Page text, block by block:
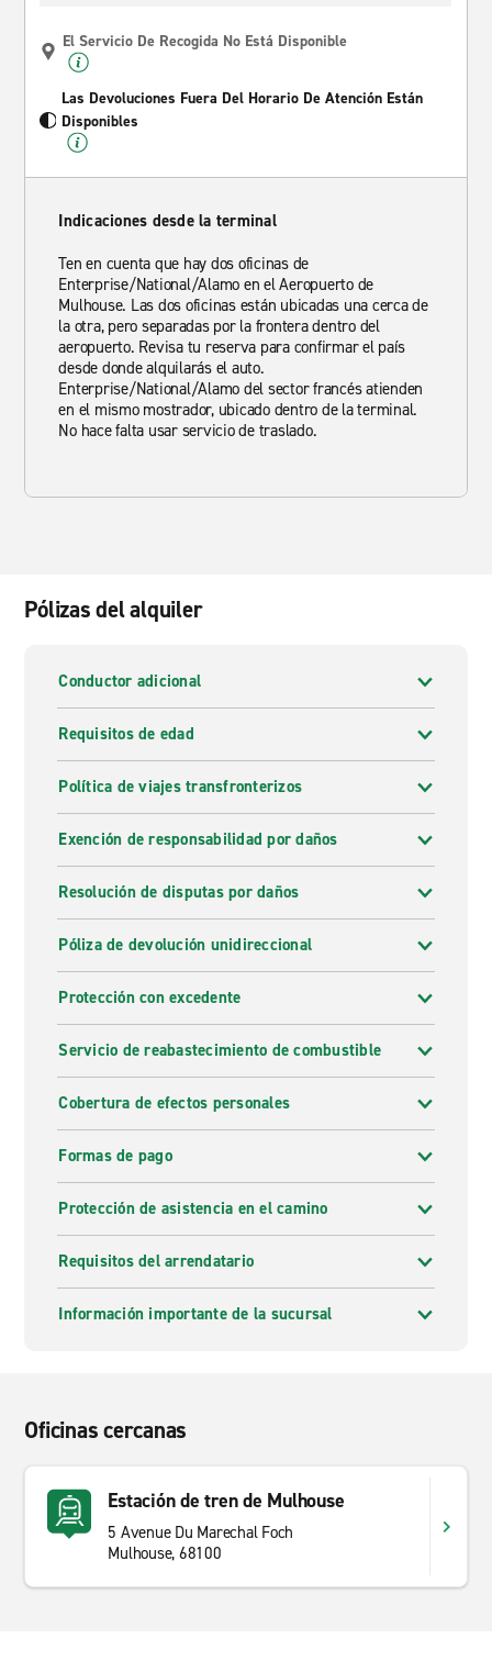
El Servicio De Recogida No Está Disponible
Las Devoluciones Fuera Del Horario De Atención Están
Disponibles
Indicaciones desde la terminal
Ten en cuenta que hay dos oficinas de
Enterprise/National/Alamo en el Aeropuerto de
Mulhouse. Las dos oficinas están ubicadas una cerca de
la otra, pero separadas por la frontera dentro del
aeropuerto. Revisa tu reserva para confirmar el país
desde donde alquilarás el auto.
Enterprise/National/Alamo del sector francés atienden
en el mismo mostrador, ubicado dentro de la terminal.
No hace falta usar servicio de traslado.
Pólizas del alquiler
Conductor adicional
Requisitos de edad
Política de viajes transfronterizos
Exención de responsabilidad por daños
Resolución de disputas por daños
Póliza de devolución unidireccional
Protección con excedente
Servicio de reabastecimiento de combustible
Cobertura de efectos personales
Formas de pago
Protección de asistencia en el camino
Requisitos del arrendatario
Información importante de la sucursal
Oficinas cercanas
Estación de tren de Mulhouse
5 Avenue Du Marechal Foch
Mulhouse, 68100